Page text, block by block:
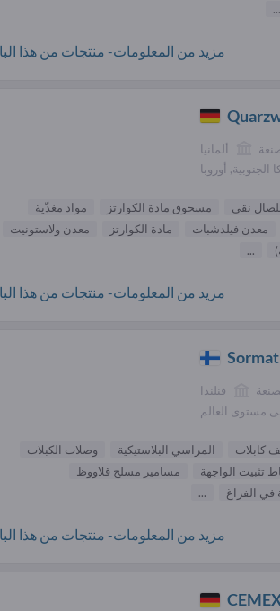
...
مزيد من المعلومات- منتجات من هذا
ألمانيا
الجنوبية, أوروبا
نقي مسحوق مادة الكوارتز
مواد مغذّية
معدن فيلدشبات مادة الكوارتز
معدن ولاستونيت
...
مزيد من المعلومات- منتجات من هذا
فنلندا
مستوى العالم
كابلات المراسي البلاستيكية
وصلات الكبلات
تثبيت الواجهة
مسامير مسلح قلاووظ
في الفراغ
...
مزيد من المعلومات- منتجات من هذا